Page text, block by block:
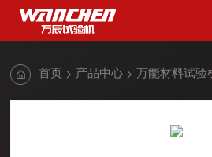
首页 产品中心 万能材料试验